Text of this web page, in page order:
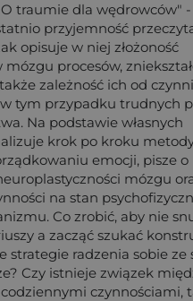
O traumie dla wędrowców"
przyjemność
opisuje w niej złożoność
procesów,
zależność ich od
tym przypadku trudnych
Na podstawie własnych
krok po kroku
emocji, pisze o
mózgu
na stan
Co zrobić, aby nie
a zacząć szukać
strategie radzenia sobie ze
Czy istnieje związek
czynnościami,